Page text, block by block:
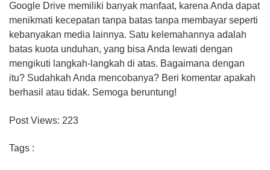
Google Drive memiliki banyak manfaat, karena Anda dapat
menikmati kecepatan tanpa batas tanpa membayar seperti
kebanyakan media lainnya. Satu kelemahannya adalah
batas kuota unduhan, yang bisa Anda lewati dengan
mengikuti langkah-langkah di atas. Bagaimana dengan
itu? Sudahkah Anda mencobanya? Beri komentar apakah
berhasil atau tidak. Semoga beruntung!
Post Views: 223
Tags :